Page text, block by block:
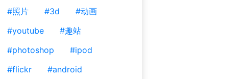
#照片
#3d
#动画
#youtube
#趣站
#photoshop
#ipod
#flickr
#android